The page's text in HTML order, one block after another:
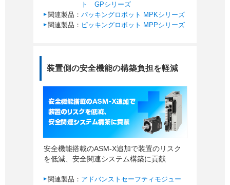
ト GPシリーズ
関連製品： パッキングロボット MPKシリーズ
関連製品： ピッキングロボット MPPシリーズ
装置側の安全機能の構築負担を軽減
安全機能搭載のASM-X追加で装置のリスク
を低減、安全関連システム構築に貢献
関連製品： アドバンストセーフティモジュー